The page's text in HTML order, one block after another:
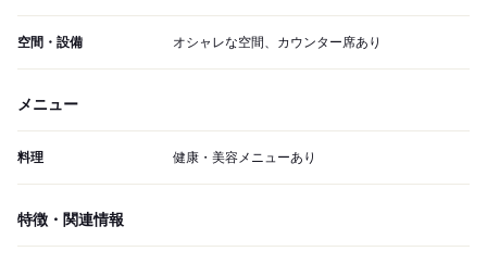
空間・設備 オシャレな空間、カウンター席あり
メニュー
料理 健康・美容メニューあり
特徴・関連情報